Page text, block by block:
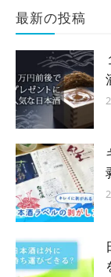
最新の投稿